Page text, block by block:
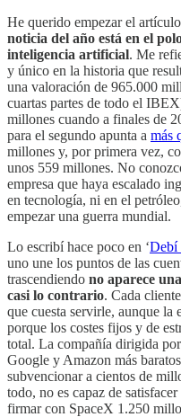
He querido empezar el
noticia del año está en el
inteligencia artificial. Me
y único en la historia que
una valoración de 965.000
cuartas partes de todo el
millones cuando a finales de
para el segundo apunta a más
millones y, por primera vez,
unos 559 millones. No
empresa que haya escalado
en tecnología, ni en el
empezar una guerra mundial.
Lo escribí hace poco en ‘Debí
uno une los puntos de las
trascendiendo no aparece
casi lo contrario. Cada
que cuesta servirle, aunque la
porque los costes fijos y de
total. La compañía dirigida
Google y Amazon más
subvencionar a cientos de
todo, no es capaz de
firmar con SpaceX 1.250